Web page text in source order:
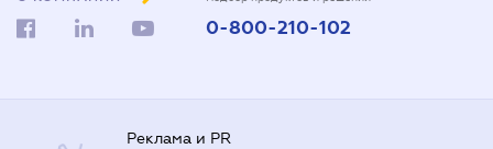
0-800-210-102
Реклама и PR